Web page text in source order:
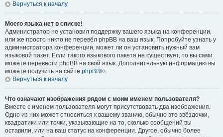
Вернуться к началу
Моего языка нет в списке!
Администратор не установил поддержку вашего языка на конференции,
или же просто никто не перевёл phpBB на ваш язык. Попробуйте узнать у
администратора конференции, может ли он установить нужный вам
языковой пакет. Если такого языкового пакета не существует, то вы сами
можете перевести phpBB на свой язык. Дополнительную информацию вы
можете получить на сайте phpBB®.
Вернуться к началу
Что означают изображения рядом с моим именем пользователя?
Вместе с именем пользователя могут присутствовать два изображения.
Одно из них может относиться к вашему званию, обычно это звёздочки,
квадратики или точки, указывающие на то, сколько сообщений вы
оставили, или на ваш статус на конференции. Другое, обычно более